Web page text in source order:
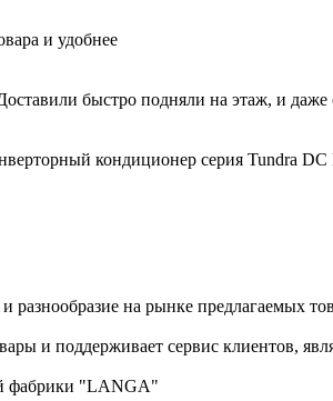
и удобнее
быстро подняли на этаж, и даже
кондиционер серия Tundra
на рынке предлагаемых
и поддерживает сервис клиентов,
фабрики "LANGA"